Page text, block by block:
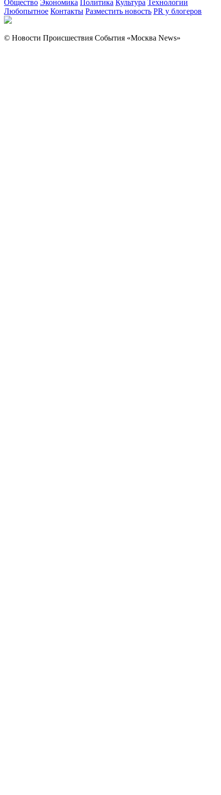
Общество Экономика Политика Культура Технологии
Любопытное Контакты Разместить новость PR у блогеров
© Новости Происшествия События «Москва News»